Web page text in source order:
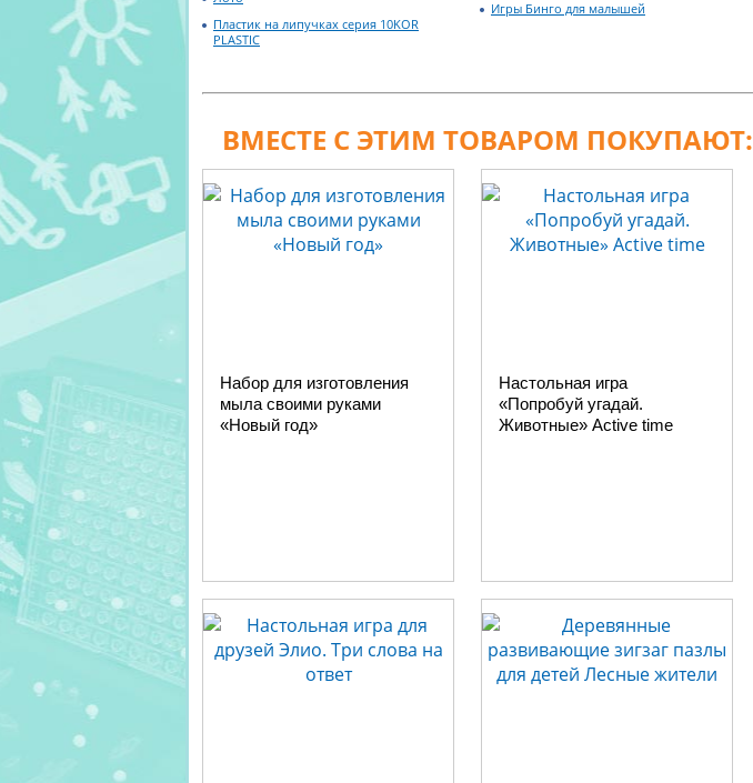
Пластик на липучках серия 10KOR
PLASTIC
Игры Бинго для малышей
ВМЕСТЕ С ЭТИМ ТОВАРОМ ПОКУПАЮТ:
Набор для изготовления
мыла своими руками
«Новый год»
Настольная игра
«Попробуй угадай.
Животные» Active time